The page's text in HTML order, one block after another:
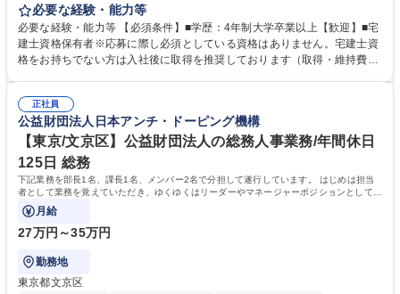
貸運営、売却、仲介・活用提案等を行う営業部門において事務業務を担当
いただきます。 【詳細】・契約書管理、契約書製本、捺印対応、ファイリ
ング、登記簿取得、調書取得・支払業務（各種費用支払、支払管理、請
求・支払データ登録、取引先マスター申請対応）・予算作成及び予実管
の他に担当頂く業務が発生する場合があります。 募集職種 【営業事務】
業務職/三井物産グループ/平均残業時間10H/完全週休2日
必要な経験・能力等
必要な経験・能力等 【必須条件】■学歴：4年制大学卒業以上【歓迎】■宅
建士資格保有者※応募に際し必須としている資格はありません。宅建士資
格をお持ちでない方は入社後に取得を推奨しております（取得・維持費用
ション力がある方。 ・チャレンジを厭わず、粘り強く業務に取り組める
方。多様な関係者と謙虚に信頼関係を構築でき、期限を意識したスケジュ
ール管理が出来る方。※将来的に他部署（営業部門、コーポレート部門）
へのジョブローテーションの可能性があります。 学歴・資格 学歴：大学
院 大学 語学力： 資格：宅地建物取引士
正社員
公益財団法人日本アンチ・ドーピング機構
【東京/文京区】公益財団法人の総務人事業務/年間休日
125日 総務
下記業務を部長1名、課長1名、メンバー2名で分担して遂行しています。 はじめは担当
者として業務を覚えていただき、ゆくゆくはリーダーやマネージャーポジションとして活
躍いただくことを期待しています。
月給
27万円～35万円
勤務地
東京都文京区